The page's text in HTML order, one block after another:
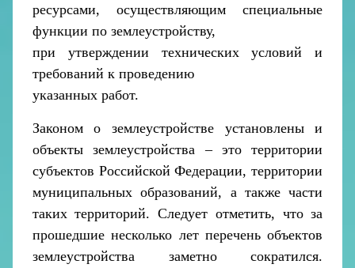
ресурсами, осуществляющим специальные
функции по землеустройству,
при утверждении технических условий и
требований к проведению
указанных работ.
Законом о землеустройстве установлены и
объекты землеустройства – это территории
субъектов Российской Федерации, территории
муниципальных образований, а также части
таких территорий. Следует отметить, что за
прошедшие несколько лет перечень объектов
землеустройства заметно сократился.